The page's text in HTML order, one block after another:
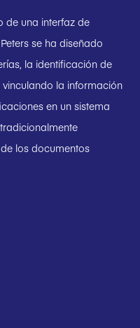
de una interfaz de
se ha diseñado
la identificación de
la información
en un sistema
los documentos